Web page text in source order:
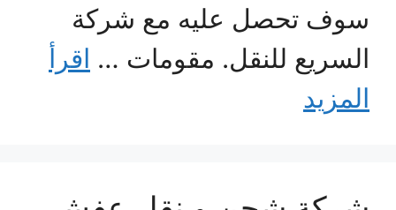
سوف تحصل عليه مع شركة
السريع للنقل. مقومات … اقرأ
المزيد